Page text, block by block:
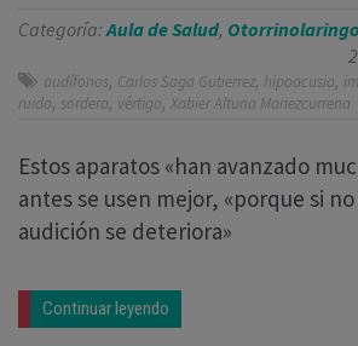
Categoría:Aula de Salud,
audífonos, Carlos Saga Gutierrez, hipoacusia,
ruido, sordera, vértigo, Xabier Altuna Mariezcurrena
Estos aparatos «han avanzado
antes se usen mejor, «porque si
audición se deteriora»
Continuar leyendo